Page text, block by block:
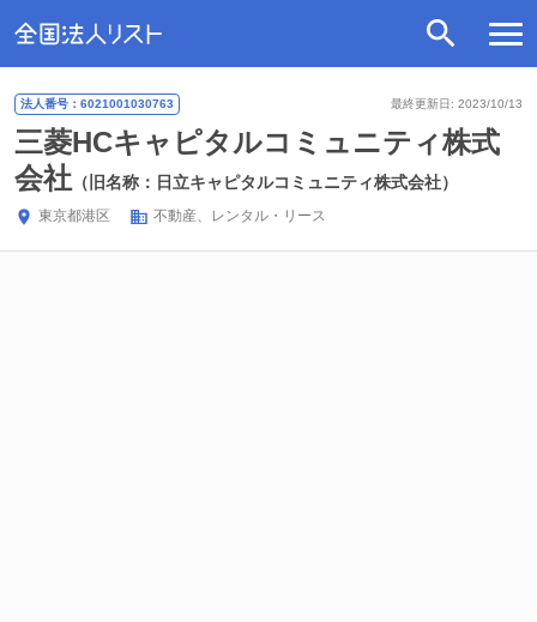
最終更新日: 2023/10/13
法人番号：6021001030763
三菱HCキャピタルコミュニティ株式
会社 （旧名称：日立キャピタルコミュニティ株式会社）
東京都港区 不動産、レンタル・リース